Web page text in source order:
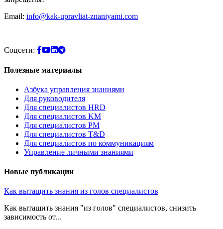
Email: info@kak-upravliat-znaniyami.com
Соцсети:
Полезные материалы
Азбука управления знаниями
Для руководителя
Для специалистов HRD
Для специалистов KM
Для специалистов PM
Для специалистов T&D
Для специалистов по коммуникациям
Управление личными знаниями
Новые публикации
Как вытащить знания из голов специалистов
Как вытащить знания "из голов" специалистов, снизить
зависимость от...